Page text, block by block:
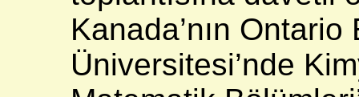
Kanada’nın Ontario
Üniversitesi’nde